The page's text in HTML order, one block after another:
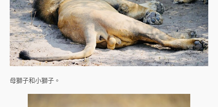
母獅子和小獅子。